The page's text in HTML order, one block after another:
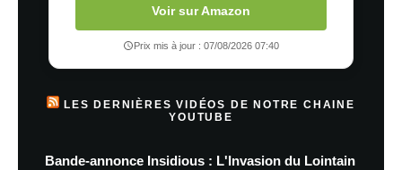
Voir sur Amazon
Prix mis à jour : 07/08/2026 07:40
LES DERNIÈRES VIDÉOS DE NOTRE CHAINE
YOUTUBE
Bande-annonce Insidious : L'Invasion du Lointain